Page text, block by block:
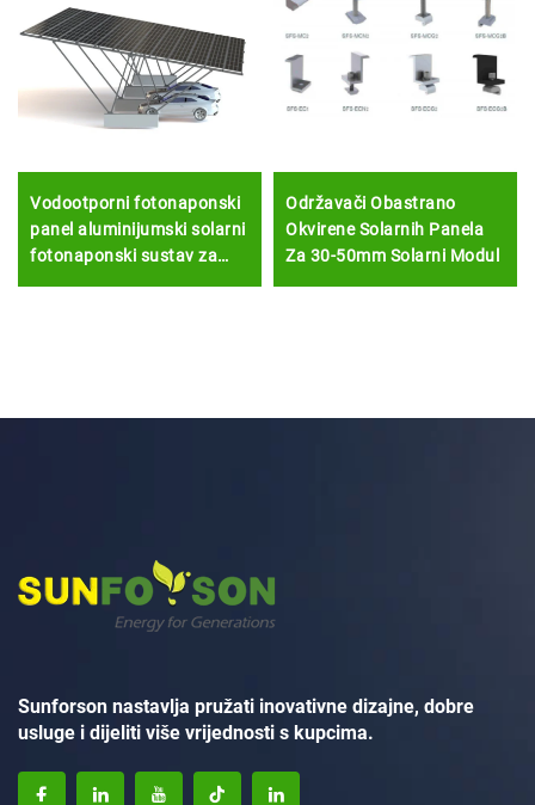
Vodootporni fotonaponski
panel aluminijumski solarni
fotonaponski sustav za
montiranje automobila
Održavači Obastrano
Okvirene Solarnih Panela
Za 30-50mm Solarni Modul
Sunforson nastavlja pružati inovativne dizajne, dobre
usluge i dijeliti više vrijednosti s kupcima.